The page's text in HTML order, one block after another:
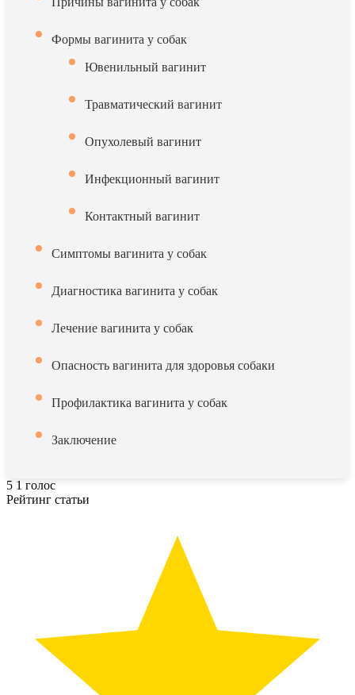
Формы вагинита у собак
Ювенильный вагинит
Травматический вагинит
Опухолевый вагинит
Инфекционный вагинит
Контактный вагинит
Симптомы вагинита у собак
Диагностика вагинита у собак
Лечение вагинита у собак
Опасность вагинита для здоровья собаки
Профилактика вагинита у собак
Заключение
5 1 голос
Рейтинг статьи